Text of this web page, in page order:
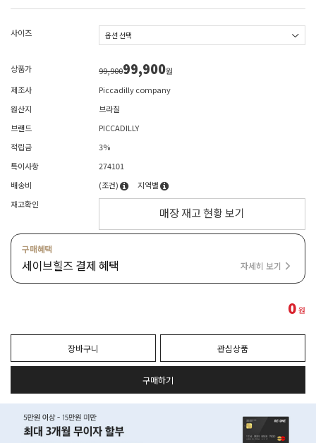
사이즈
상품가 99,90099,900원
제조사
Piccadilly company
원산지
브라질
브랜드
PICCADILLY
적립금
3%
특이사항
274101
배송비
(조건)
지역별
재고확인
매장 재고 현황 보기
구매혜택
세이브힐즈 결제 혜택 자세히 보기
0원
장바구니 관심상품
구매하기